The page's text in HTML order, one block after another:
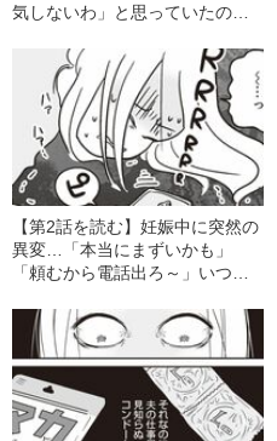
気しないわ」と思っていたの
夫”のウラの顔
【第2話を読む】妊娠中に突然の
異変…「本当にまずいかも」
「頼むから電話出ろ～」いつも
ズレ”